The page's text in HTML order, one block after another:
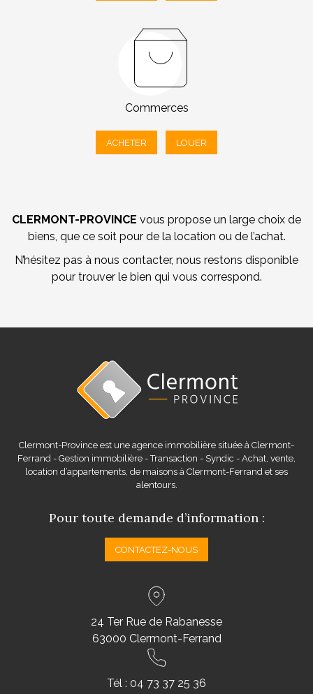
Commerces
ACHETER LOUER
CLERMONT-PROVINCE vous propose un large choix de
biens, que ce soit pour de la location ou de l’achat.
N’hésitez pas à nous contacter, nous restons disponible
pour trouver le bien qui vous correspond.
Clermont-Province est une agence immobilière située à Clermont-
Ferrand - Gestion immobilière - Transaction - Syndic - Achat, vente,
location d’appartements, de maisons à Clermont-Ferrand et ses
alentours.
Pour toute demande d’information :
CONTACTEZ-NOUS
24 Ter Rue de Rabanesse
63000 Clermont-Ferrand
Tél : 04 73 37 25 36